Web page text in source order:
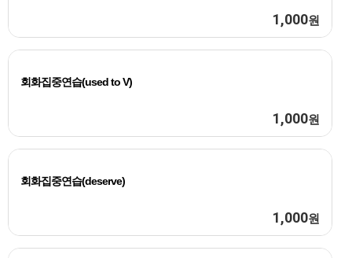
1,000원
회화집중연습(used to V)
1,000원
회화집중연습(deserve)
1,000원